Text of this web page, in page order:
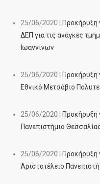
25/06/2020 |
ΔΕΠ για τις ανάγκες
Ιωαννίνων
25/06/2020 | Προκήρυξη
Εθνικό Μετσόβιο
25/06/2020 | Προκήρυξη
Πανεπιστήμιο
25/06/2020 | Προκήρυξη
Αριστοτέλειο